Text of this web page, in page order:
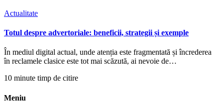
Actualitate
Totul despre advertoriale: beneficii, strategii și exemple
În mediul digital actual, unde atenția este fragmentată și încrederea
în reclamele clasice este tot mai scăzută, ai nevoie de…
10 minute timp de citire
Meniu